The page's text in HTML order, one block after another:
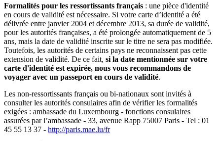
Formalités pour les ressortissants français : une pièce d'identité
en cours de validité est nécessaire. Si votre carte d’identité a été
délivrée entre janvier 2004 et décembre 2013, sa durée de validité,
pour les autorités françaises, a été prolongée automatiquement de 5
ans, mais la date de validité inscrite sur le titre ne sera pas modifiée.
Toutefois, les autorités de certains pays ne reconnaissent pas cette
extension de validité. De ce fait, si la date mentionnée sur votre
carte d'identité est expirée, nous vous recommandons de
voyager avec un passeport en cours de validité.
Les non-ressortissants français ou bi-nationaux sont invités à
consulter les autorités consulaires afin de vérifier les formalités
exigées : ambassade du Luxembourg - fonctions consulaires
assurées par l’ambassade - 33, avenue Rapp 75007 Paris - Tel : 01
45 55 13 37 - http://paris.mae.lu/fr